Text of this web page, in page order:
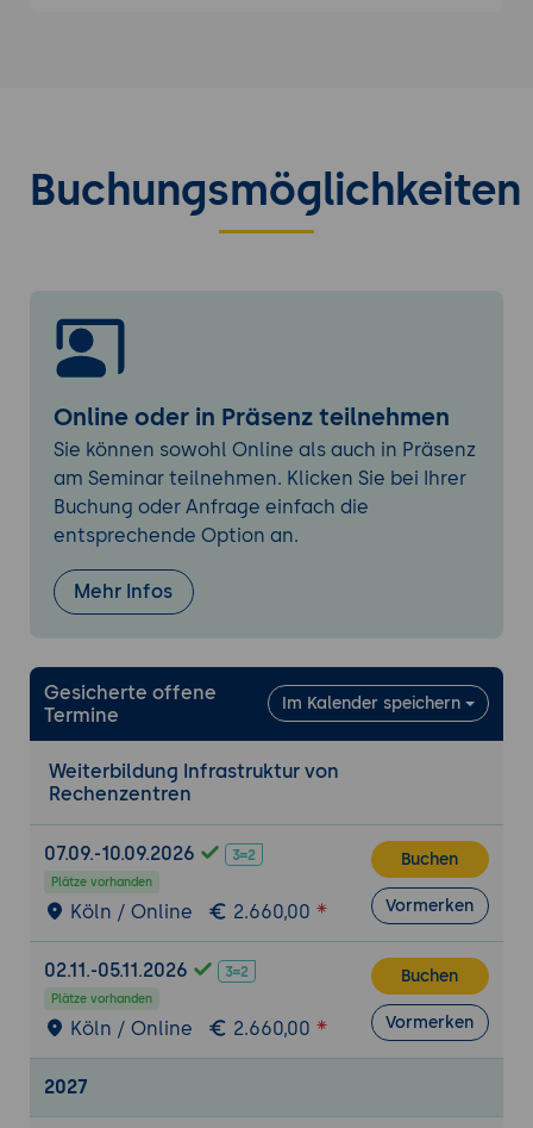
Intrusion Detection Systems (IDS),
Verschlüsselung
plattformen
Implementierung von Private, Public und
Hybrid Clouds
Ressourcenmanagement und
Skalierbarkeit
Server- und Anwendungsmanagement
Serverbetriebssysteme: Windows Server,
Linux-Distributionen
Anwendungsinstallation, Konfiguration
und Aktualisierung
Compliance und rechtliche Aspekte
Datenschutzbestimmungen und
Compliance-Anforderungen
Rechtliche Rahmenbedingungen für den
Zertifizierungen und Standards (z.B., ISO
Betrieb, Wartung und Zukunftstrends
Tägliche Betriebsaufgaben und
Wartungsprozesse
Automatisierung von Routineaufgaben
Zukunftstrends in der Rechenzentrums-
Integration
Buchungsmöglichkeiten
Online oder in Präsenz teilnehmen
Sie können sowohl Online als auch in Präsenz
am Seminar teilnehmen. Klicken Sie bei Ihrer
Buchung oder Anfrage einfach die
entsprechende Option an.
Mehr Infos
Gesicherte offene
Termine
Im Kalender speichern
Weiterbildung Infrastruktur von
Rechenzentren
07.09.-10.09.2026
Plätze vorhanden
Köln / Online 2.660,00
Buchen
Vormerken
02.11.-05.11.2026
Plätze vorhanden
Köln / Online 2.660,00
Buchen
Vormerken
2027